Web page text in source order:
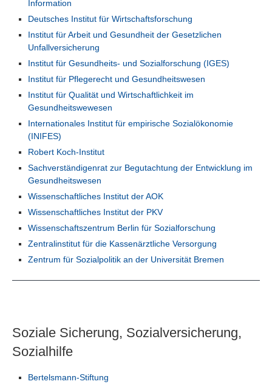
Information
Deutsches Institut für Wirtschaftsforschung
Institut für Arbeit und Gesundheit der Gesetzlichen
Unfallversicherung
Institut für Gesundheits- und Sozialforschung (IGES)
Institut für Pflegerecht und Gesundheitswesen
Institut für Qualität und Wirtschaftlichkeit im
Gesundheitswewesen
Internationales Institut für empirische Sozialökonomie
(INIFES)
Robert Koch-Institut
Sachverständigenrat zur Begutachtung der Entwicklung im
Gesundheitswesen
Wissenschaftliches Institut der AOK
Wissenschaftliches Institut der PKV
Wissenschaftszentrum Berlin für Sozialforschung
Zentralinstitut für die Kassenärztliche Versorgung
Zentrum für Sozialpolitik an der Universität Bremen
Soziale Sicherung, Sozialversicherung,
Sozialhilfe
Bertelsmann-Stiftung